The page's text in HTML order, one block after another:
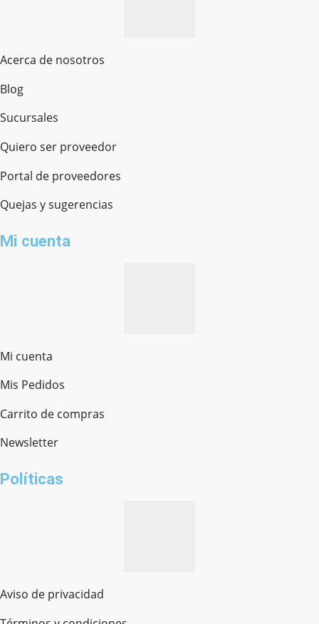
Acerca de nosotros
Blog
Sucursales
Quiero ser proveedor
Portal de proveedores
Quejas y sugerencias
Mi cuenta
Mi cuenta
Mis Pedidos
Carrito de compras
Newsletter
Políticas
Aviso de privacidad